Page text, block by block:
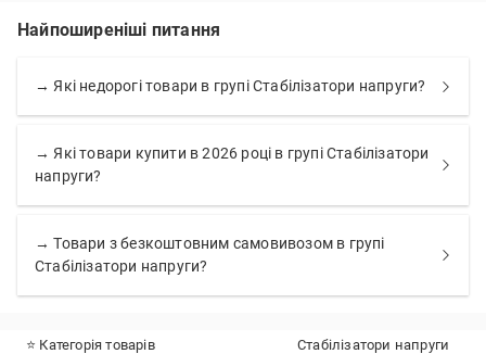
Найпоширеніші питання
→ Які недорогі товари в групі Стабілізатори напруги?
→ Які товари купити в 2026 році в групі Стабілізатори
напруги?
→ Товари з безкоштовним самовивозом в групі
Стабілізатори напруги?
⭐ Категорія товарів Стабілізатори напруги